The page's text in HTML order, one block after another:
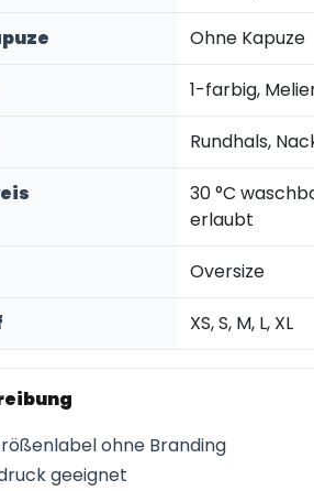
Ohne Kapuze
1-farbig,
Rundhals,
30 °C
erlaubt
Oversize
XS, S, M, L, XL
ohne Branding
geeignet